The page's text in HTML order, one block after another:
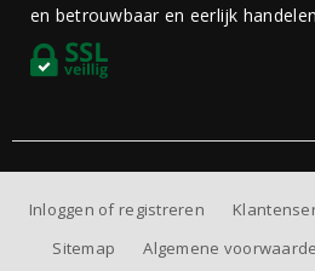
en betrouwbaar en eerlijk
Inloggen of registreren
Sitemap
Algemene